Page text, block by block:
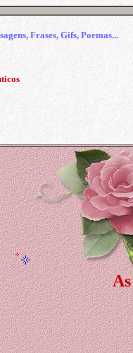
Frases, Gifs, Poemas...